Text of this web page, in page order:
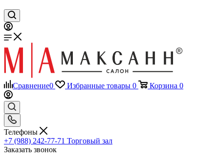
Сравнение0 Избранные товары 0 Корзина 0
Телефоны
+7 (988) 242-77-71 Торговый зал
Заказать звонок